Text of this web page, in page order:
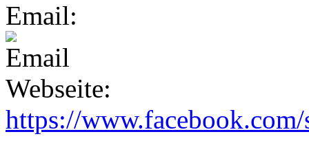
Email:
Webseite:
https://